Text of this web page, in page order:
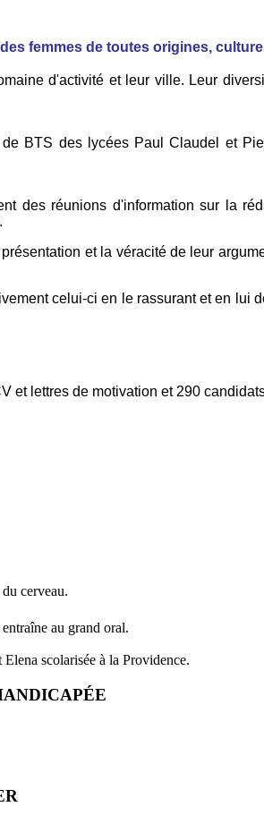
femmes de toutes origines,
d'activité et leur ville. Leur
BTS des lycées Paul Claudel et
des réunions d'information sur la
et la véracité de leur
celui-ci en le rassurant et en lui
lettres de motivation et 290
cerveau.
au grand oral.
scolarisée à la Providence.